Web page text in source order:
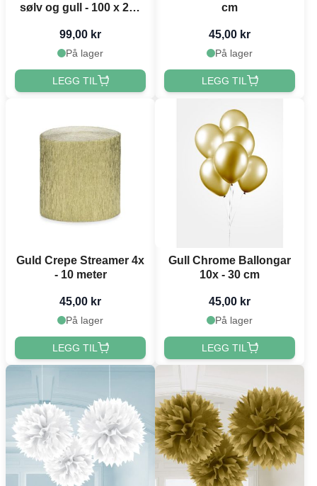
sølv og gull - 100 x 200
99,00 kr
På lager
LEGG TIL
cm
45,00 kr
På lager
LEGG TIL
Guld Crepe Streamer 4x
- 10 meter
45,00 kr
På lager
LEGG TIL
Gull Chrome Ballongar
10x - 30 cm
45,00 kr
På lager
LEGG TIL